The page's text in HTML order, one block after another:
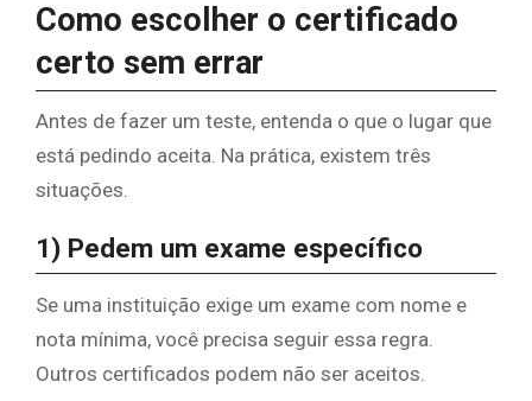
Como escolher o certificado
certo sem errar
Antes de fazer um teste, entenda o que o lugar que
está pedindo aceita. Na prática, existem três
situações.
1) Pedem um exame específico
Se uma instituição exige um exame com nome e
nota mínima, você precisa seguir essa regra.
Outros certificados podem não ser aceitos.